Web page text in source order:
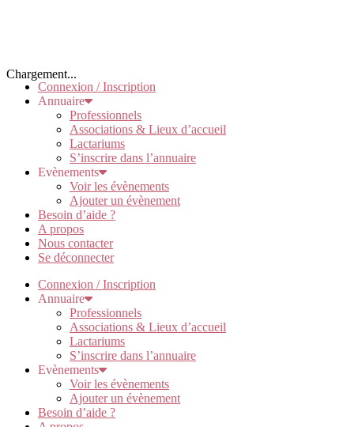
Chargement...
Connexion / Inscription
Annuaire
Professionnels
Associations & Lieux d’accueil
Lactariums
S’inscrire dans l’annuaire
Evènements
Voir les évènements
Ajouter un évènement
Besoin d’aide ?
A propos
Nous contacter
Se déconnecter
Connexion / Inscription
Annuaire
Professionnels
Associations & Lieux d’accueil
Lactariums
S’inscrire dans l’annuaire
Evènements
Voir les évènements
Ajouter un évènement
Besoin d’aide ?